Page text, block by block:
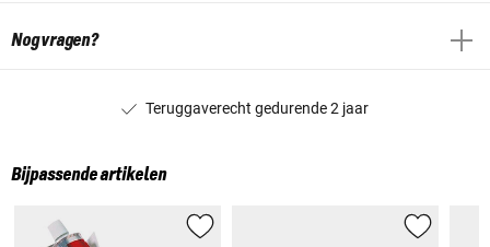
Nog vragen?
Teruggaverecht gedurende 2 jaar
Bijpassende artikelen